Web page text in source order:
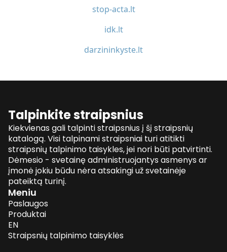
stop-acta.lt
idk.lt
darzininkyste.lt
Talpinkite straipsnius
Kiekvienas gali talpinti straipsnius į šį straipsnių
katalogą. Visi talpinami straipsniai turi atitikti
straipsnių talpinimo taisykles, jei nori būti patvirtinti.
Dėmesio - svetainę administruojantys asmenys ar
įmonė jokiu būdu nėra atsakingi už svetainėje
pateiktą turinį.
Meniu
Paslaugos
Produktai
EN
Straipsnių talpinimo taisyklės